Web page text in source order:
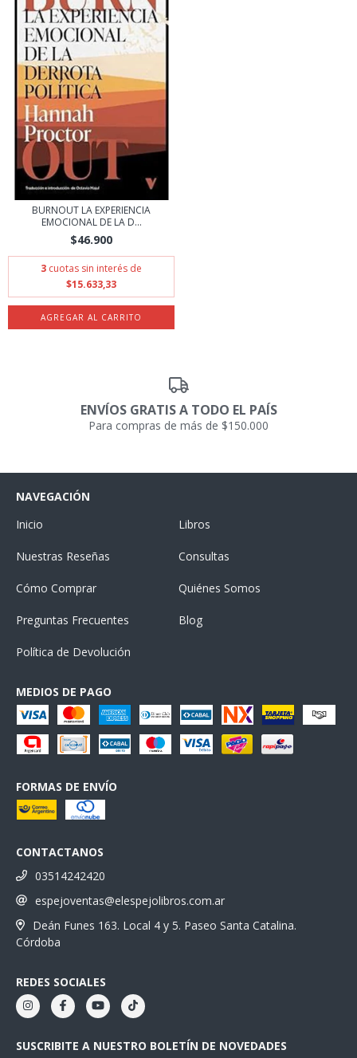
BURNOUT LA EXPERIENCIA
EMOCIONAL DE LA D...
$46.900
3 cuotas sin interés de
$15.633,33
ENVÍOS GRATIS A TODO EL PAÍS
Para compras de más de $150.000
NAVEGACIÓN
Inicio
Libros
Nuestras Reseñas Consultas
Cómo Comprar Quiénes Somos
Preguntas Frecuentes Blog
Política de Devolución
MEDIOS DE PAGO
FORMAS DE ENVÍO
CONTACTANOS
03514242420
espejoventas@elespejolibros.com.ar
Deán Funes 163. Local 4 y 5. Paseo Santa Catalina.
Córdoba
REDES SOCIALES
SUSCRIBITE A NUESTRO BOLETÍN DE NOVEDADES